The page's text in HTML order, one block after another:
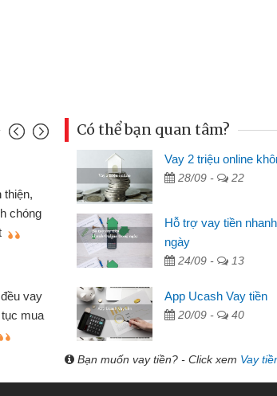
cầm cố chiếc xe wave
bằng CMND online
lợi, sẽ giới thiệu cho bạn
lẻ nhiều lúc cần vốn nhập
bạn bè giới thiệu tôi đã giải
nhanh chóng
Có thể bạn quan tâm?
Vay 2 triệu online
28/09 - 22
Hỗ trợ vay tiền
ngày
24/09 - 13
App Ucash Vay tiền
20/09 - 40
Bạn muốn vay tiền? - Click xem Vay